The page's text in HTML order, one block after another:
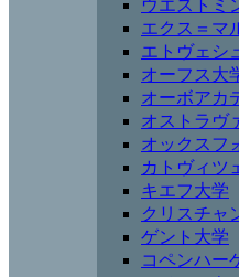
ウエストミ
エクス＝マ
エトヴェシ
オーフス大
オーボアカ
オストラヴ
オックスフ
カトヴィツ
キエフ大学
クリスチャ
ゲント大学
コペンハー